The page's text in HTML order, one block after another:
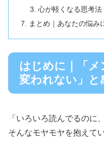
心が軽くなる思考法
まとめ｜あなたの悩み
はじめに｜「メ
変われない」
「いろいろ読んでるのに
そんなモヤモヤを抱えて